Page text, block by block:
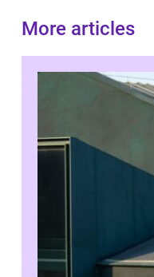
More articles